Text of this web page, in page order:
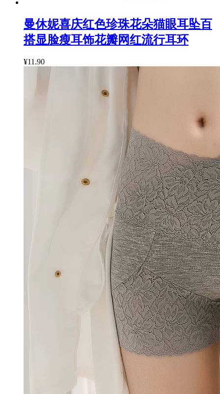
曼休妮喜庆红色珍珠花朵猫眼耳坠百
搭显脸瘦耳饰花瓣网红流行耳环
¥11.90